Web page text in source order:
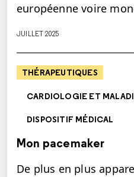
européenne voire
JUILLET 2025
THÉRAPEUTIQUES
CARDIOLOGIE ET
DISPOSITIF MÉDICAL
Mon pacemaker
De plus en plus